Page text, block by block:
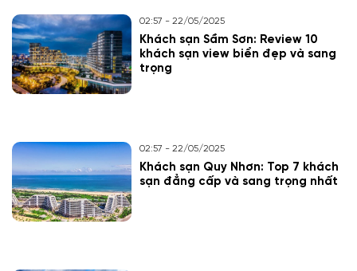
02:57 - 22/05/2025
Khách sạn Sầm Sơn: Review 10
khách sạn view biển đẹp và sang
trọng
02:57 - 22/05/2025
Khách sạn Quy Nhơn: Top 7 khách
sạn đẳng cấp và sang trọng nhất